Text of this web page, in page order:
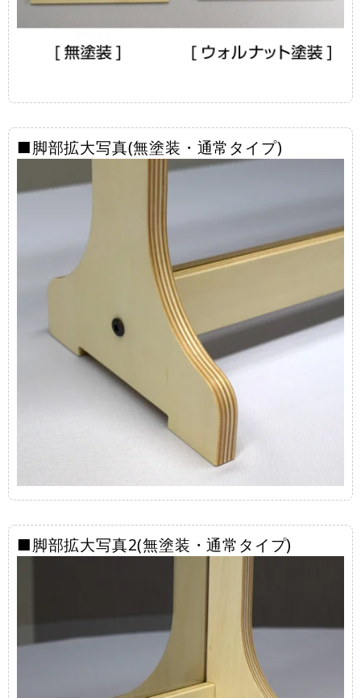
■脚部拡大写真(無塗装・通常タイプ)
■脚部拡大写真2(無塗装・通常タイプ)